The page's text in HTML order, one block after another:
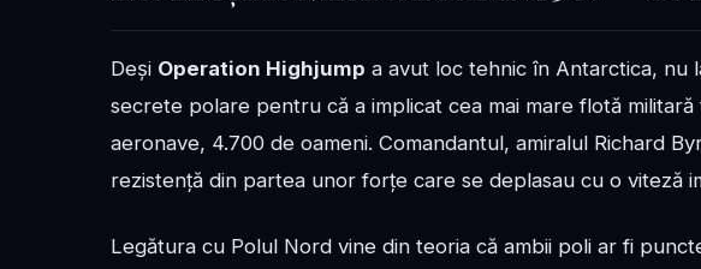
Deși Operation Highjump a avut loc tehnic în Antarctica, nu
secrete polare pentru că a implicat cea mai mare flotă
aeronave, 4.700 de oameni. Comandantul, amiralul Richard
rezistență din partea unor forțe care se deplasau cu o viteză
Legătura cu Polul Nord vine din teoria că ambii poli ar fi